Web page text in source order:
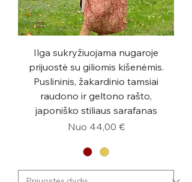
Ilga sukryžiuojama nugaroje
prijuostė su giliomis kišenėmis.
Puslininis, žakardinio tamsiai
raudono ir geltono rašto,
japoniško stiliaus sarafanas
Nuo 44,00 €
Pardavimo kaina